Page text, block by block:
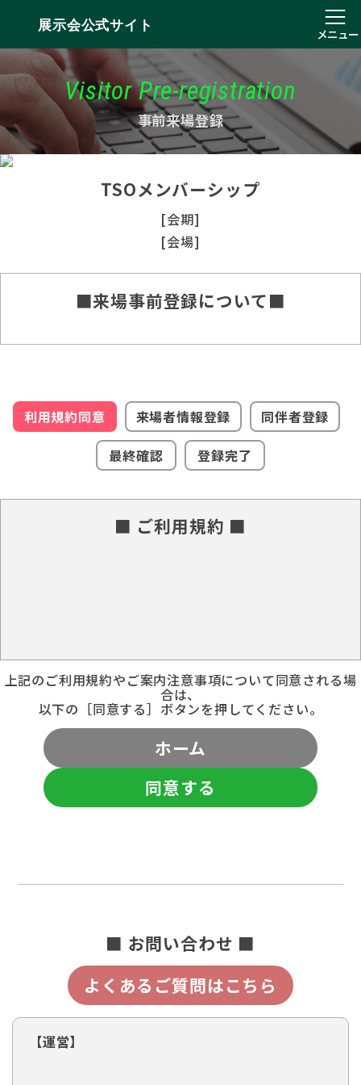
展示会公式サイト
メニュー
Visitor Pre-registration
事前来場登録
TSOメンバーシップ
[会期]
[会場]
■来場事前登録について■
利用規約同意 来場者情報登録
同伴者登録
最終確認
登録完了
■ ご利用規約 ■
上記のご利用規約やご案内注意事項について同意される場
合は、
以下の［同意する］ボタンを押してください。
ホーム
同意する
■ お問い合わせ ■
よくあるご質問はこちら
【運営】